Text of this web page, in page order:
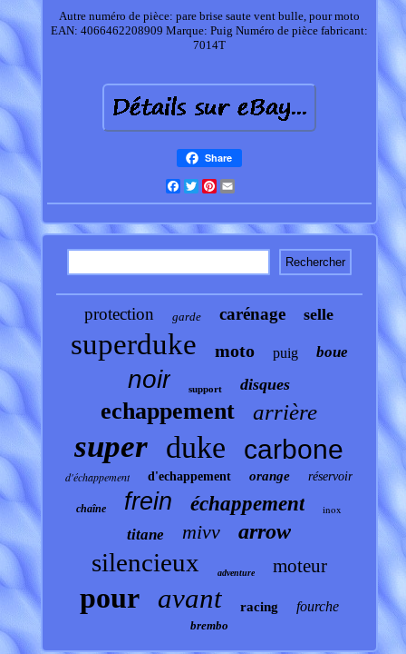
Autre numéro de pièce: pare brise saute vent bulle, pour moto
EAN: 4066462208909 Marque: Puig Numéro de pièce fabricant:
7014T
Share
Facebook
TwitterPinterest
protection garde carénage selle
superduke moto puig boue
noir support disques
echappement arrière
super duke carbone
d'échappement d'echappement orange réservoir
chaîne frein échappement inox
titane mivv arrow
silencieux adventure moteur
pour avant racing fourche
brembo